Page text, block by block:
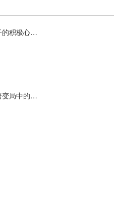
嗨，别烦：写给孩子的积极心理学
妩媚的忠臣——隋唐变局中的魏徵